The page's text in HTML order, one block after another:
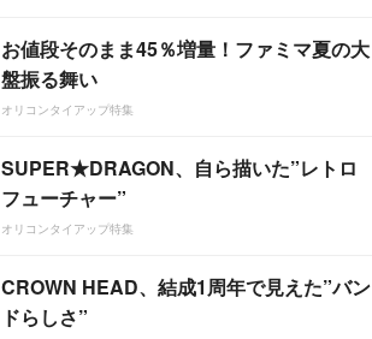
お値段そのまま45％増量！ファミマ夏の大
盤振る舞い
オリコンタイアップ特集
SUPER★DRAGON、自ら描いた”レトロ
フューチャー”
オリコンタイアップ特集
CROWN HEAD、結成1周年で見えた”バン
ドらしさ”